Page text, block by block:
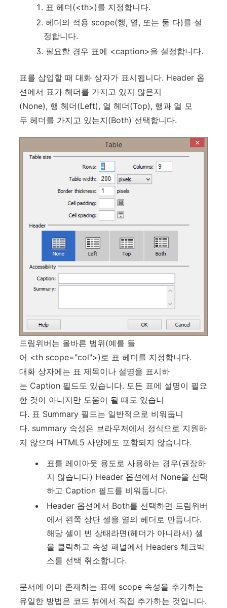
표 헤더(<th>)를 지정합니다.
헤더의 적용 scope(행, 열, 또는 둘 다)를 설
정합니다.
필요할 경우 표에 <caption>을 설정합니다.
표를 삽입할 때 대화 상자가 표시됩니다. Header 옵
션에서 표가 헤더를 가지고 있지 않은지
(None), 행 헤더(Left), 열 헤더(Top), 행과 열 모
두 헤더를 가지고 있는지(Both) 선택합니다.
드림위버는 올바른 범위(예를 들
어 <th scope="col">)로 표 헤더를 지정합니다.
대화 상자에는 표 제목이나 설명을 표시하
는 Caption 필드도 있습니다. 모든 표에 설명이 필요
한 것이 아니지만 도움이 될 때도 있습니
다. 표 Summary 필드는 일반적으로 비워둡니
다. summary 속성은 브라우저에서 정식으로 지원하
지 않으며 HTML5 사양에도 포함되지 않습니다.
표를 레이아웃 용도로 사용하는 경우(권장하
지 않습니다) Header 옵션에서 None을 선택
하고 Caption 필드를 비워둡니다.
Header 옵션에서 Both를 선택하면 드림위버
에서 왼쪽 상단 셀을 열의 헤더로 만듭니다.
해당 셀이 빈 상태라면(헤더가 아니라서) 셀
을 클릭하고 속성 패널에서 Headers 체크박
스를 선택 취소합니다.
문서에 이미 존재하는 표에 scope 속성을 추가하는
유일한 방법은 코드 뷰에서 직접 추가하는 것입니다.